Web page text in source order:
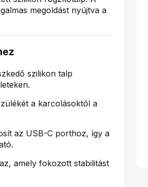
megoldást nyújtva a
szilikon talp
a karcolásoktól a
az USB-C porthoz, így a
amely fokozott stabilitást